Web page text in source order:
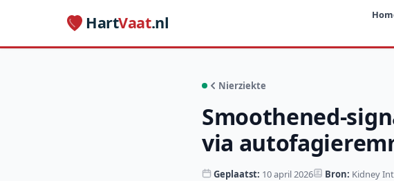
HartVaat.nl
Nierziekte
Smoothened-
via
Geplaatst: 10 april 2026 Bron: Kidney